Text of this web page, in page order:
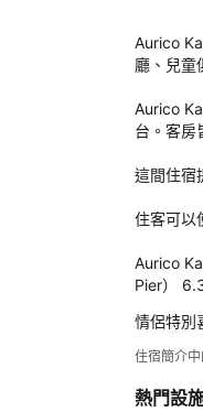
Aurico
廳、兒童
Aurico
台。客房
這間住宿
住客可以
Aurico
Pier）
情侶特別
住宿簡介
熱門設